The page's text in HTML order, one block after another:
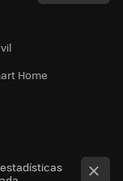
Home